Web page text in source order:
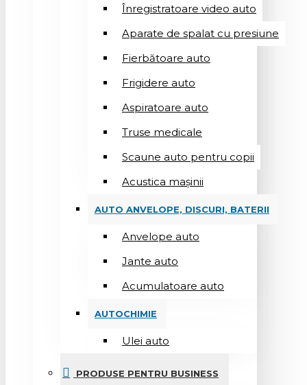
Înregistratoare video auto
Aparate de spalat cu presiune
Fierbătoare auto
Frigidere auto
Aspiratoare auto
Truse medicale
Scaune auto pentru copii
Acustica mașinii
AUTO ANVELOPE, DISCURI, BATERII
Anvelope auto
Jante auto
Acumulatoare auto
AUTOCHIMIE
Ulei auto
PRODUSE PENTRU BUSINESS